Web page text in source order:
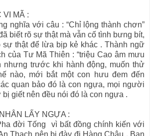
MÃ :
nghĩa với câu : “Chỉ lộng thành chơn”
biết rõ sự thật mà vẫn cố tình bưng bít,
sự thật để lừa bịp kẻ khác . Thành ngữ
của Tư Mã Thiên : “triệu Cao âm mưu
nhưng trước khi hành động, muốn thử
nào, mới bắt một con hưu đem đến
quan bảo đó là con ngựa, mọi người
bị giết nên đều nói đó là con ngựa .
LẤY NGỰA :
đời Tống vì bất đồng chính kiến với